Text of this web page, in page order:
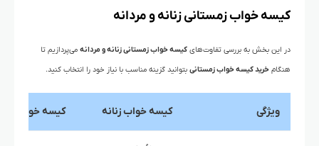
کیسه خواب زمستانی زنانه و مردانه
در این بخش به بررسی تفاوت‌های کیسه خواب زمستانی زنانه و مردانه می‌پردازیم تا
هنگام خرید کیسه خواب زمستانی بتوانید گزینه مناسب با نیاز خود را انتخاب کنید.
ویژگی کیسه خواب زنانه کیسه خواب